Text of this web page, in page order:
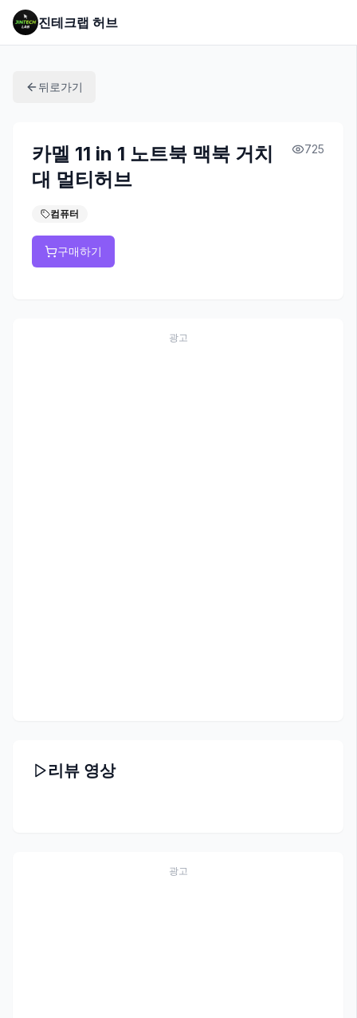
진테크랩 허브
뒤로가기
카멜 11 in 1 노트북 맥북 거치
대 멀티허브
725
컴퓨터
구매하기
광고
리뷰 영상
광고